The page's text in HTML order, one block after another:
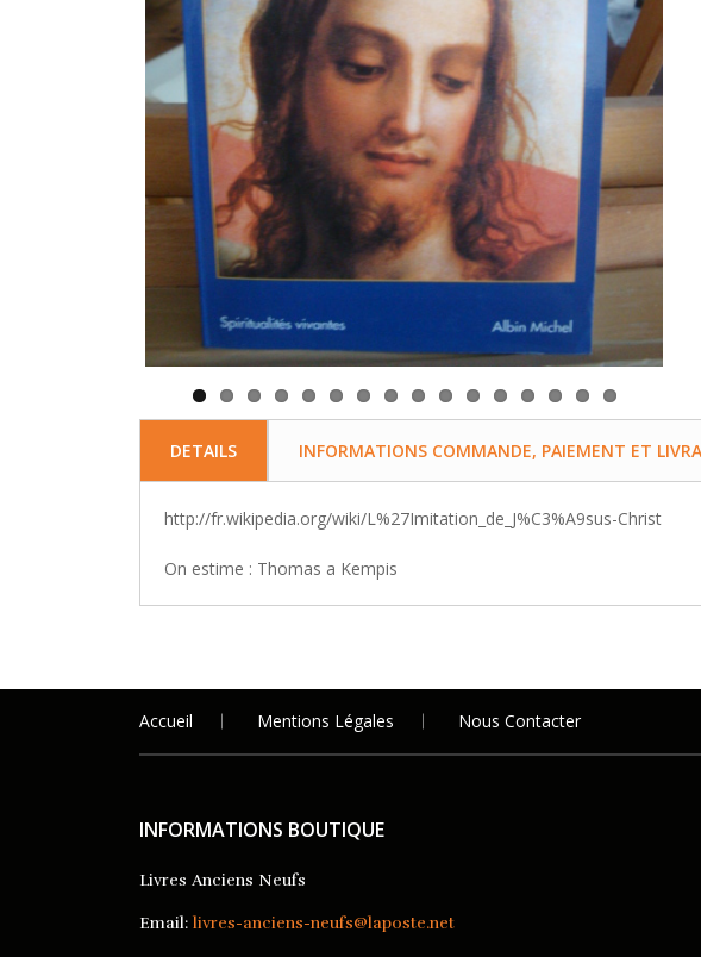
DETAILS INFORMATIONS COMMANDE, PAIEMENT ET
http://fr.wikipedia.org/wiki/L%27Imitation_de_J%C3%A9sus-Christ
On estime : Thomas a Kempis
Accueil Mentions Légales Nous Contacter
INFORMATIONS BOUTIQUE
Livres Anciens Neufs
Email: livres-anciens-neufs@laposte.net